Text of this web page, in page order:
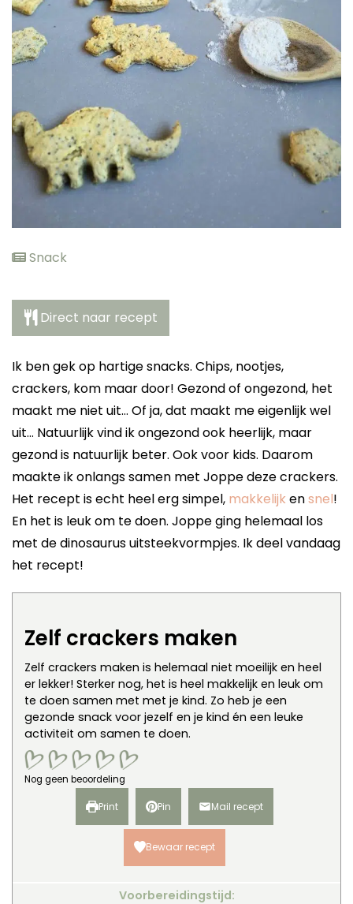
Snack
Direct naar recept
Ik ben gek op hartige snacks. Chips, nootjes,
crackers, kom maar door! Gezond of ongezond, het
maakt me niet uit… Of ja, dat maakt me eigenlijk wel
uit… Natuurlijk vind ik ongezond ook heerlijk, maar
gezond is natuurlijk beter. Ook voor kids. Daarom
maakte ik onlangs samen met Joppe deze crackers.
Het recept is echt heel erg simpel, makkelijk ensnel!
En het is leuk om te doen. Joppe ging helemaal los
met de dinosaurus uitsteekvormpjes. Ik deel vandaag
het recept!
Zelf crackers maken
Zelf crackers maken is helemaal niet moeilijk en heel
er lekker! Sterker nog, het is heel makkelijk en leuk om
te doen samen met met je kind. Zo heb je een
gezonde snack voor jezelf en je kind én een leuke
activiteit om samen te doen.
Nog geen beoordeling
Print Pin Mail recept
Bewaar recept
Voorbereidingstijd: